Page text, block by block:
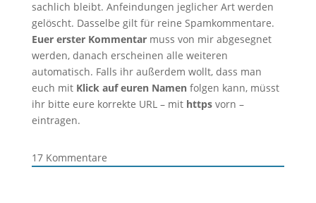
sachlich bleibt. Anfeindungen jeglicher Art werden
gelöscht. Dasselbe gilt für reine Spamkommentare.
Euer erster Kommentarmuss von mir abgesegnet
werden, danach erscheinen alle weiteren
automatisch. Falls ihr außerdem wollt, dass man
euch mit Klick auf euren Namenfolgen kann, müsst
ihr bitte eure korrekte URL – mit httpsvorn –
eintragen.
17Kommentare